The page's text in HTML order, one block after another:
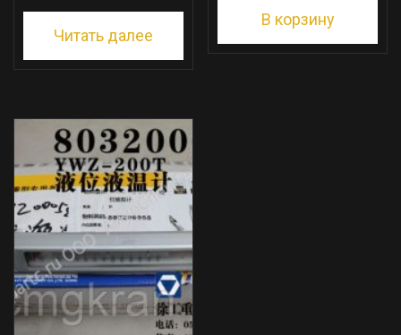
Читать далее
В корзину